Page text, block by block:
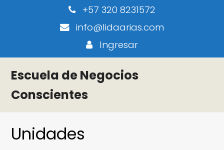
+57 320 8231572
info@lidaarias.com
Ingresar
Escuela de Negocios
Conscientes
Unidades